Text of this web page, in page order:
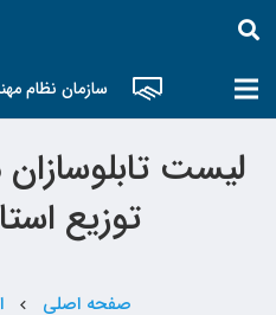
سازمان نظام
لیست
توزیع
صفحه اصلی chevron_left